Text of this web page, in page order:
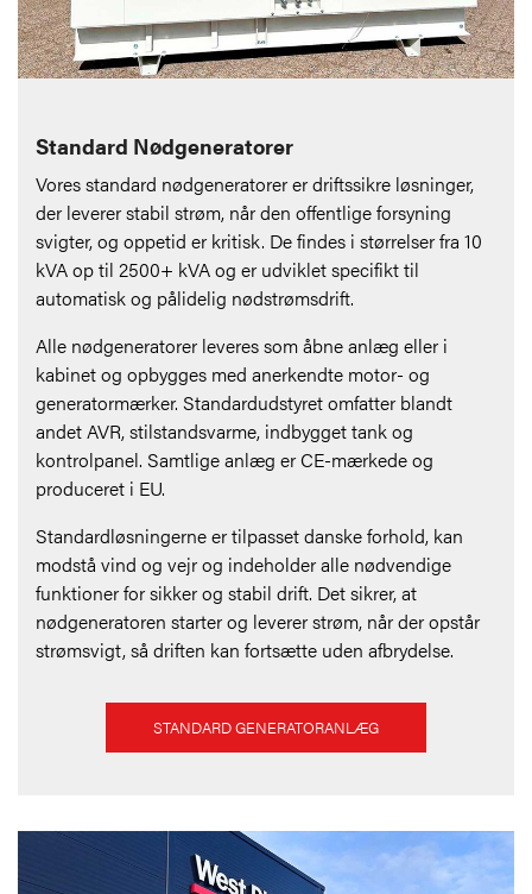
Standard Nødgeneratorer
Vores standard nødgeneratorer er driftssikre løsninger,
der leverer stabil strøm, når den offentlige forsyning
svigter, og oppetid er kritisk. De findes i størrelser fra 10
kVA op til 2500+ kVA og er udviklet specifikt til
automatisk og pålidelig nødstrømsdrift.
Alle nødgeneratorer leveres som åbne anlæg eller i
kabinet og opbygges med anerkendte motor- og
generatormærker. Standardudstyret omfatter blandt
andet AVR, stilstandsvarme, indbygget tank og
kontrolpanel. Samtlige anlæg er CE-mærkede og
produceret i EU.
Standardløsningerne er tilpasset danske forhold, kan
modstå vind og vejr og indeholder alle nødvendige
funktioner for sikker og stabil drift. Det sikrer, at
nødgeneratoren starter og leverer strøm, når der opstår
strømsvigt, så driften kan fortsætte uden afbrydelse.
STANDARD GENERATORANLÆG